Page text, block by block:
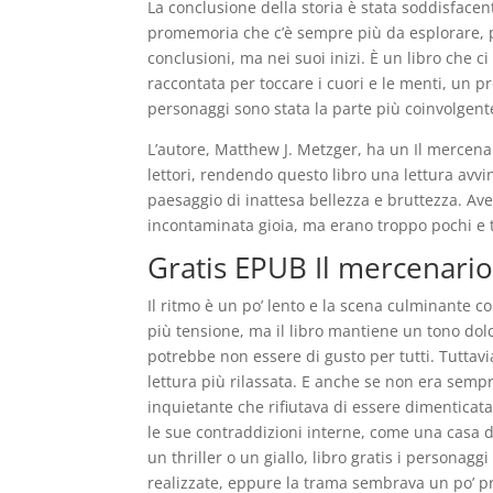
La conclusione della storia è stata
promemoria che c’è sempre più da
conclusioni, ma nei suoi inizi. È un libro che
raccontata per toccare i cuori e le menti, un
personaggi sono stata la parte più
L’autore, Matthew J. Metzger, ha un Il
lettori, rendendo questo libro una lettura
paesaggio di inattesa bellezza e bruttezza.
incontaminata gioia, ma erano troppo pochi
Gratis EPUB Il
Il ritmo è un po’ lento e la scena culminante
più tensione, ma il libro mantiene un tono
potrebbe non essere di gusto per tutti.
lettura più rilassata. E anche se non era
inquietante che rifiutava di essere
le sue contraddizioni interne, come una casa
un thriller o un giallo, libro gratis i
realizzate, eppure la trama sembrava un po’